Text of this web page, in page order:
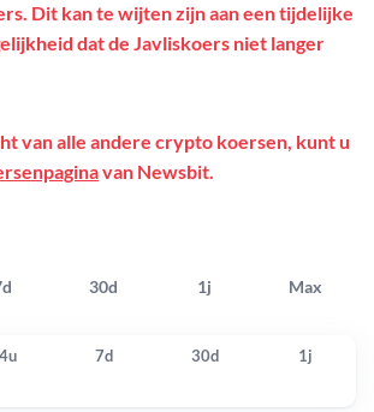
30d 1j Max
Dit kan te wijten zijn aan een tijdelijke
dat de Javliskoers niet langer
van alle andere crypto koersen, kunt u
van Newsbit.
7d 30d 1j